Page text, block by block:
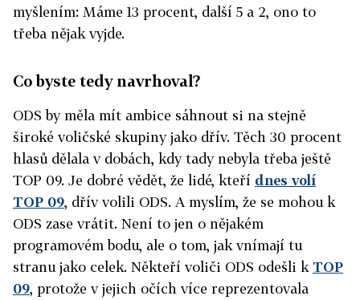
myšlením: Máme 13 procent, další 5 a 2, ono to
třeba nějak vyjde.
Co byste tedy navrhoval?
ODS by měla mít ambice sáhnout si na stejně
široké voličské skupiny jako dřív. Těch 30 procent
hlasů dělala v dobách, kdy tady nebyla třeba ještě
TOP 09. Je dobré vědět, že lidé, kteří dnes volí
TOP 09, dřív volili ODS. A myslím, že se mohou k
ODS zase vrátit. Není to jen o nějakém
programovém bodu, ale o tom, jak vnímají tu
stranu jako celek. Někteří voliči ODS odešli k TOP
09, protože v jejich očích více reprezentovala